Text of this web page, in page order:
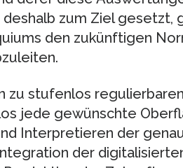
zum Ziel gesetzt,
den zukünftigen
zu stufenlos
jede gewünschte
Interpretieren der
der